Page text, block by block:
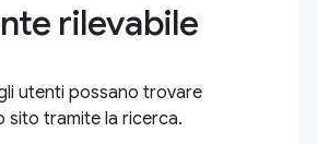
rilevabile
utenti possano trovare
sito tramite la ricerca.